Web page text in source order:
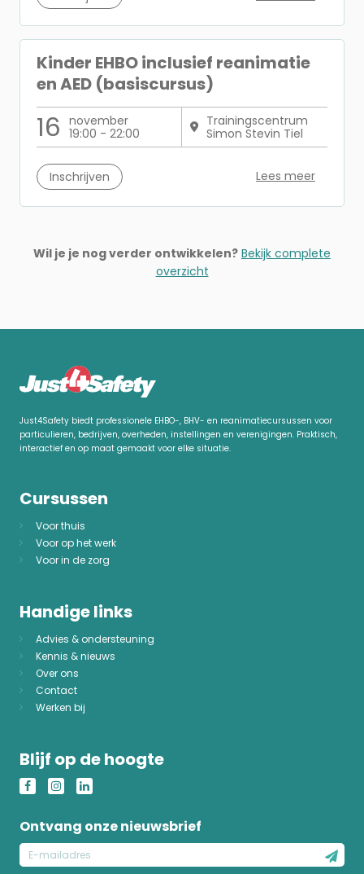
Kinder EHBO inclusief reanimatie
en AED (basiscursus)
16 november
19:00 - 22:00
Trainingscentrum
Simon Stevin Tiel
Inschrijven Lees meer
Wil je je nog verder ontwikkelen? Bekijk complete
overzicht
Just4Safety biedt professionele EHBO-, BHV- en reanimatiecursussen voor
particulieren, bedrijven, overheden, instellingen en verenigingen. Praktisch,
interactief en op maat gemaakt voor elke situatie.
Cursussen
Voor thuis
Voor op het werk
Voor in de zorg
Handige links
Advies & ondersteuning
Kennis & nieuws
Over ons
Contact
Werken bij
Blijf op de hoogte
Ontvang onze nieuwsbrief
E-